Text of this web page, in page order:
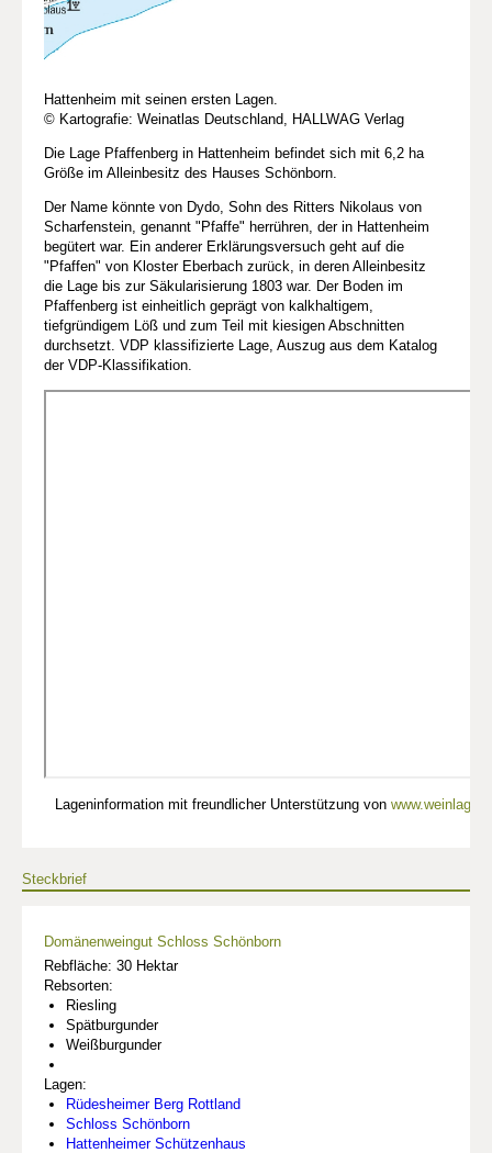
Hattenheim mit seinen ersten Lagen.
© Kartografie: Weinatlas Deutschland, HALLWAG Verlag
Die Lage Pfaffenberg in Hattenheim befindet sich mit 6,2 ha
Größe im Alleinbesitz des Hauses Schönborn.
Der Name könnte von Dydo, Sohn des Ritters Nikolaus von
Scharfenstein, genannt "Pfaffe" herrühren, der in Hattenheim
begütert war. Ein anderer Erklärungsversuch geht auf die
"Pfaffen" von Kloster Eberbach zurück, in deren Alleinbesitz
die Lage bis zur Säkularisierung 1803 war. Der Boden im
Pfaffenberg ist einheitlich geprägt von kalkhaltigem,
tiefgründigem Löß und zum Teil mit kiesigen Abschnitten
durchsetzt. VDP klassifizierte Lage, Auszug aus dem Katalog
der VDP-Klassifikation.
Lageninformation mit freundlicher Unterstützung von
Steckbrief
Domänenweingut Schloss Schönborn
Rebfläche: 30 Hektar
Rebsorten:
Riesling
Spätburgunder
Weißburgunder
Lagen:
Rüdesheimer Berg Rottland
Schloss Schönborn
Hattenheimer Schützenhaus